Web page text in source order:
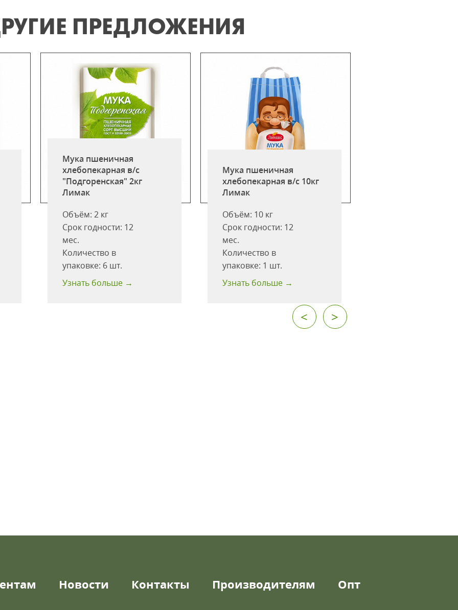
ПРЕДЛОЖЕНИЯ
Мука пшеничная
хлебопекарная в/с
"Подгоренская" 2кг
Лимак
Объём:2 кг
Срок годности: 12
мес.
Количество в
упаковке: 6 шт.
Узнать больше →
Мука пшеничная
хлебопекарная в/с 10кг
Лимак
Объём: 10 кг
Срок годности: 12
мес.
Количество в
упаковке: 1 шт.
Узнать больше →
< >
Новости Контакты Производителям Опт